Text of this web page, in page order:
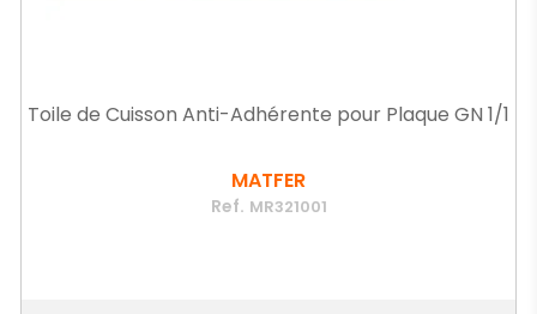
Toile de Cuisson Anti-Adhérente pour Plaque GN 1/1
MATFER
Ref. MR321001